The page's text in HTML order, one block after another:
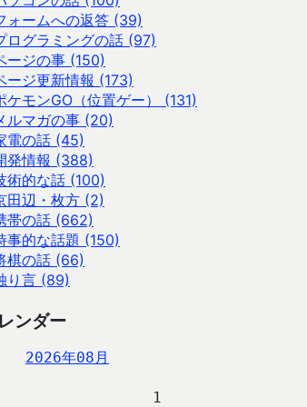
ォームへの返答 (39)
ログラミングの話 (97)
ージの事 (150)
ージ更新情報 (173)
ケモンGO（位置ゲー） (131)
ルマガの事 (20)
電の話 (45)
発情報 (388)
術的な話 (100)
田辺・枚方 (2)
帯の話 (662)
事的な話題 (150)
棋の話 (66)
り言 (89)
ンダー
2026年08月
1